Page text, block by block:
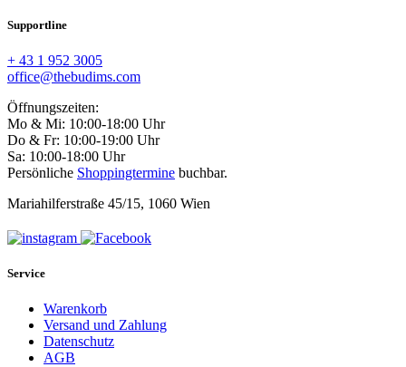
Supportline
+ 43 1 952 3005
office@thebudims.com
Öffnungszeiten:
Mo & Mi: 10:00-18:00 Uhr
Do & Fr: 10:00-19:00 Uhr
Sa: 10:00-18:00 Uhr
Persönliche Shoppingtermine buchbar.
Mariahilferstraße 45/15, 1060 Wien
Service
Warenkorb
Versand und Zahlung
Datenschutz
AGB